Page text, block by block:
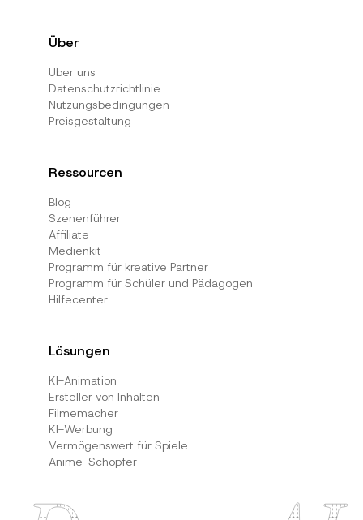
Über
Über uns
Datenschutzrichtlinie
Nutzungsbedingungen
Preisgestaltung
Ressourcen
Blog
Szenenführer
Affiliate
Medienkit
Programm für kreative Partner
Programm für Schüler und Pädagogen
Hilfecenter
Lösungen
KI-Animation
Ersteller von Inhalten
Filmemacher
KI-Werbung
Vermögenswert für Spiele
Anime-Schöpfer